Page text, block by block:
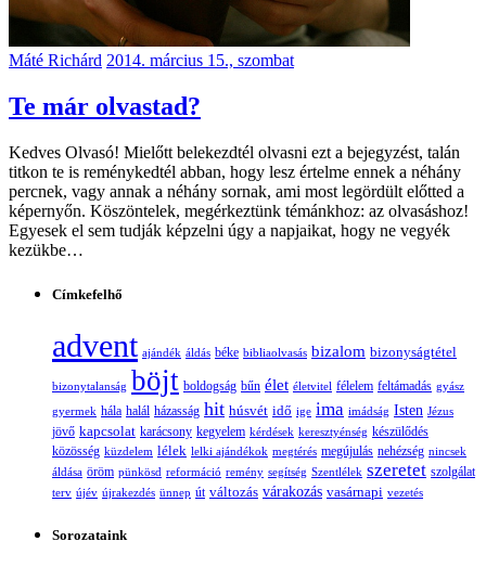
Máté Richárd 2014. március 15., szombat
Te már olvastad?
Kedves Olvasó! Mielőtt belekezdtél olvasni ezt a bejegyzést, talán
titkon te is reménykedtél abban, hogy lesz értelme ennek a néhány
percnek, vagy annak a néhány sornak, ami most legördült előtted a
képernyőn. Köszöntelek, megérkeztünk témánkhoz: az olvasáshoz!
Egyesek el sem tudják képzelni úgy a napjaikat, hogy ne vegyék
kezükbe…
Címkefelhő
advent ajándék áldás béke bibliaolvasás bizalom bizonyságtétel
bizonytalanság böjt boldogság bűn élet életvitel félelem feltámadás gyász
gyermek hála halál házasság hit húsvét idő ige ima imádság Isten Jézus
jövő kapcsolat karácsony kegyelem kérdések keresztyénség készülődés
közösség küzdelem lélek lelki ajándékok megtérés megújulás nehézség nincsek
áldása öröm pünkösd reformáció remény segítség Szentlélek szeretet szolgálat
terv újév újrakezdés ünnep út változás várakozás vasárnapi vezetés
Sorozataink